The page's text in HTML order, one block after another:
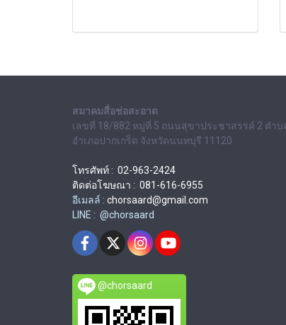
สมาคมสื่อช่อสะอาด
เลขที่ 18/882 หมู่ที่ 5 ถนนสุขาประชาสรรค์ 2 ตำบ
อำเภอปากเกร็ด จังหวัดนนทบุรี 11120
โทรศัพท์ : 02-963-2424
ติดต่อโฆษณา : 081-616-6955
อีเมลล์ : chorsaard@gmail.com
LINE : @chorsaard
@chorsaard